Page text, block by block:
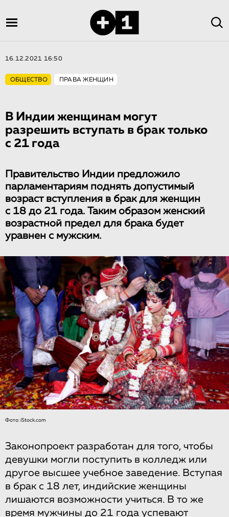
16.12.2021 16:50
ОБЩЕСТВО ПРАВА ЖЕНЩИН
В Индии женщинам могут
разрешить вступать в брак только
с 21 года
Правительство Индии предложило
парламентариям поднять допустимый
возраст вступления в брак для женщин
с 18 до 21 года. Таким образом женский
возрастной предел для брака будет
уравнен с мужским.
Фото: iStock.com
Законопроект разработан для того, чтобы
девушки могли поступить в колледж или
другое высшее учебное заведение. Вступая
в брак с 18 лет, индийские женщины
лишаются возможности учиться. В то же
время мужчины до 21 года успевают